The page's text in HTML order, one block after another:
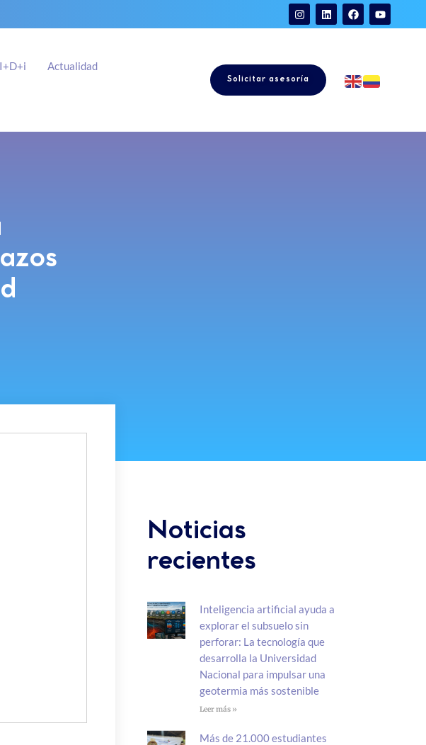
I+D+i Actualidad
Solicitar asesoría
Noticias
recientes
Inteligencia artificial ayuda a
explorar el subsuelo sin
perforar: La tecnología que
desarrolla la Universidad
Nacional para impulsar una
geotermia más sostenible
Leer más »
Más de 21.000 estudiantes